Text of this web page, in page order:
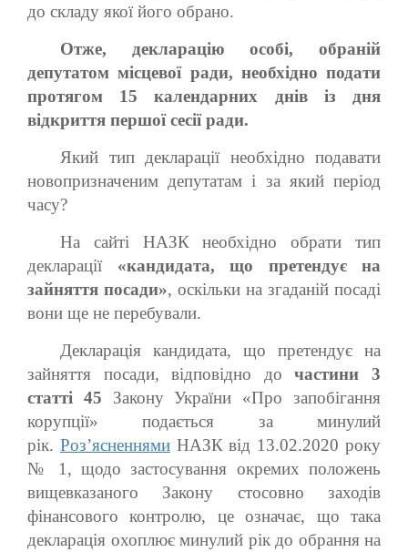
до складу якої його обрано.
Отже, декларацію особі, обраній
депутатом місцевої ради, необхідно подати
протягом 15 календарних днів із дня
відкриття першої сесії ради.
Який тип декларації необхідно подавати
новопризначеним депутатам і за який період
часу?
На сайті НАЗК необхідно обрати тип
декларації «кандидата, що претендує на
зайняття посади», оскільки на згаданій посаді
вони ще не перебували.
Декларація кандидата, що претендує на
зайняття посади, відповідно до частини 3
статті 45 Закону України «Про запобігання
корупції» подається за минулий
рік. Роз’ясненнямиНАЗК від 13.02.2020 року
№ 1, щодо застосування окремих положень
вищевказаного Закону стосовно заходів
фінансового контролю, це означає, що така
декларація охоплює минулий рік до обрання на